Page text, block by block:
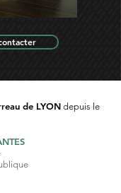
de LYON depuis le